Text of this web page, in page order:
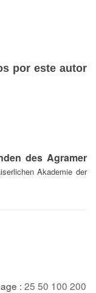
por este autor
des Agramer
Akademie der
: 25 50 100 200